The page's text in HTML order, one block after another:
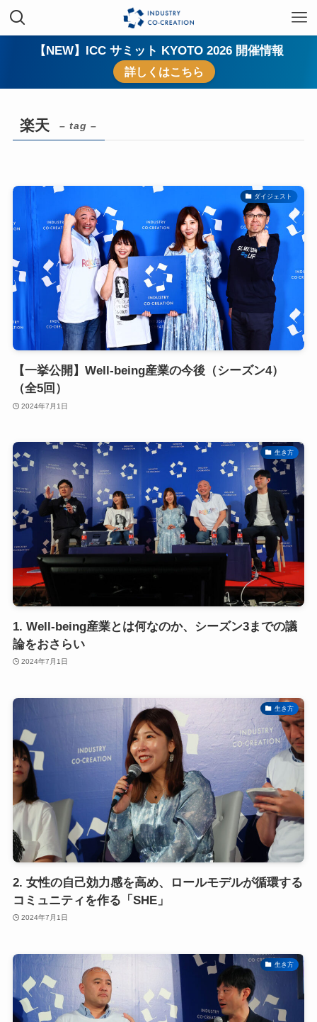
【NEW】ICC サミット KYOTO 2026 開催情報
詳しくはこちら
楽天 – tag –
ダイジェスト
【一挙公開】Well-being産業の今後（シーズン4）
（全5回）
2024年7月1日
生き方
1. Well-being産業とは何なのか、シーズン3までの議
論をおさらい
2024年7月1日
生き方
2. 女性の自己効力感を高め、ロールモデルが循環する
コミュニティを作る「SHE」
2024年7月1日
生き方